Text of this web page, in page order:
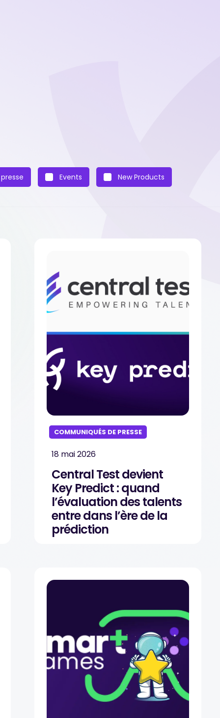
Events New Products
COMMUNIQUÉS DE PRESSE
18 mai 2026
Central Test devient
Key Predict : quand
l’évaluation des talents
entre dans l’ère de la
prédiction